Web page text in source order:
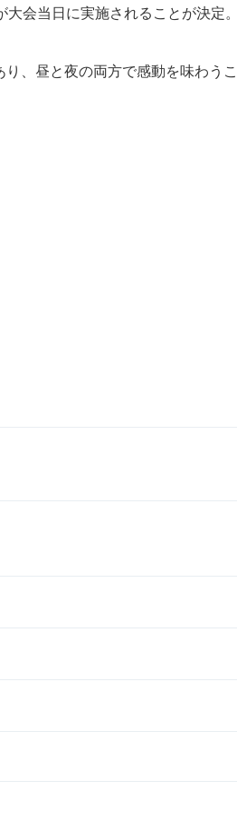
会当日に実施されることが決定
、昼と夜の両方で感動を味わうこ